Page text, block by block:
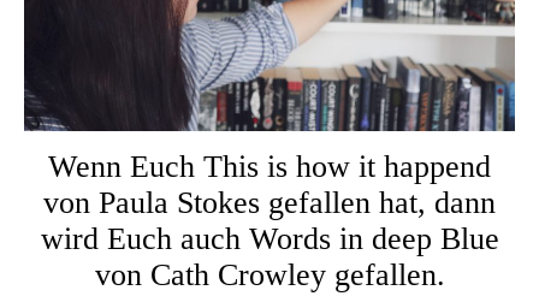
Wenn Euch This is how it happend
von Paula Stokes gefallen hat, dann
wird Euch auch Words in deep Blue
von Cath Crowley gefallen.